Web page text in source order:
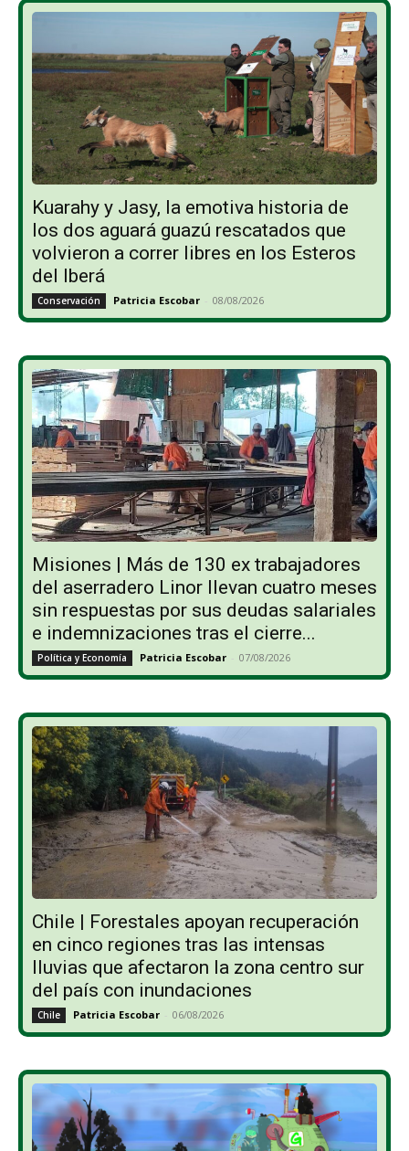
Kuarahy y Jasy, la emotiva historia de
los dos aguará guazú rescatados que
volvieron a correr libres en los Esteros
del Iberá
Conservación Patricia Escobar - 08/08/2026
Misiones | Más de 130 ex trabajadores
del aserradero Linor llevan cuatro meses
sin respuestas por sus deudas salariales
e indemnizaciones tras el cierre...
Política y Economía Patricia Escobar - 07/08/2026
Chile | Forestales apoyan recuperación
en cinco regiones tras las intensas
lluvias que afectaron la zona centro sur
del país con inundaciones
Chile Patricia Escobar - 06/08/2026